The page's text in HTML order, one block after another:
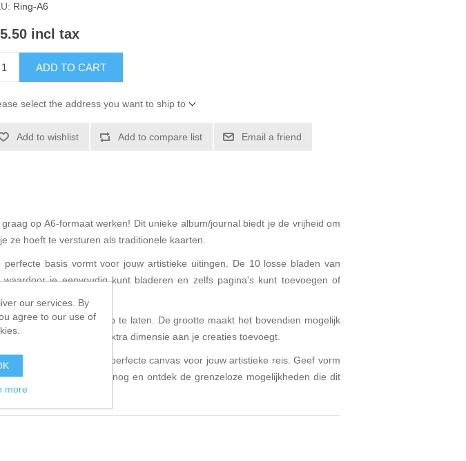
Ring-A6
incl tax
ADD TO CART
select the address you want to ship to
Add to wishlist Add to compare list Email a friend
op A6-formaat werken! Dit unieke album/journal biedt je de vrijheid om
ze hoeft te versturen als traditionele kaarten.
basis vormt voor jouw artistieke uitingen. De 10 losse bladen van
je eenvoudig kunt bladeren en zelfs pagina's kunt toevoegen of
creativiteit de vrije loop te laten. De grootte maakt het bovendien mogelijk
waardoor je een extra dimensie aan je creaties toevoegt.
A6 Art Journal is de perfecte canvas voor jouw artistieke reis. Geef vorm
stijl. Bestel vandaag nog en ontdek de grenzeloze mogelijkheden die dit
our services. By
agree to our use of
more